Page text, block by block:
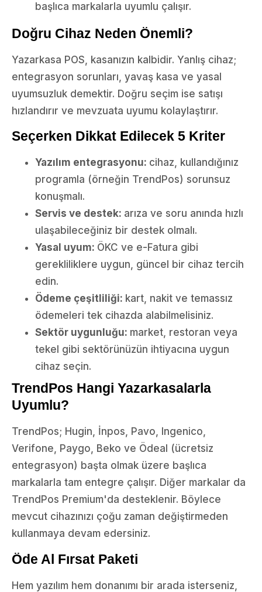
başlıca markalarla uyumlu çalışır.
Doğru Cihaz Neden Önemli?
Yazarkasa POS, kasanızın kalbidir. Yanlış cihaz;
entegrasyon sorunları, yavaş kasa ve yasal
uyumsuzluk demektir. Doğru seçim ise satışı
hızlandırır ve mevzuata uyumu kolaylaştırır.
Seçerken Dikkat Edilecek 5 Kriter
Yazılım entegrasyonu: cihaz, kullandığınız
programla (örneğin TrendPos) sorunsuz
konuşmalı.
Servis ve destek: arıza ve soru anında hızlı
ulaşabileceğiniz bir destek olmalı.
Yasal uyum: ÖKC ve e-Fatura gibi
gerekliliklere uygun, güncel bir cihaz tercih
edin.
Ödeme çeşitliliği: kart, nakit ve temassız
ödemeleri tek cihazda alabilmelisiniz.
Sektör uygunluğu: market, restoran veya
tekel gibi sektörünüzün ihtiyacına uygun
cihaz seçin.
TrendPos Hangi Yazarkasalarla
Uyumlu?
TrendPos; Hugin, İnpos, Pavo, Ingenico,
Verifone, Paygo, Beko ve Ödeal (ücretsiz
entegrasyon) başta olmak üzere başlıca
markalarla tam entegre çalışır. Diğer markalar da
TrendPos Premium'da desteklenir. Böylece
mevcut cihazınızı çoğu zaman değiştirmeden
kullanmaya devam edersiniz.
Öde Al Fırsat Paketi
Hem yazılım hem donanımı bir arada isterseniz,